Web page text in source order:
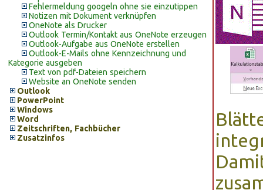
Fehlermeldung googeln ohne sie einzutippen
Notizen mit Dokument verknüpfen
OneNote als Drucker
Outlook Termin/Kontakt aus OneNote erzeugen
Outlook-Aufgabe aus OneNote erstellen
Outlook-E-Mails ohne Kennzeichnung und
Kategorie ausgeben
Text von pdf-Dateien speichern
Website an OneNote senden
Outlook
PowerPoint
Windows
Word
Zeitschriften, Fachbücher
Zusatzinfos